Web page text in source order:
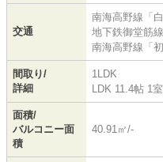
交通
南海高野線 「
地下鉄御堂筋線
南海高野線 「
間取り/
詳細
1LDK
LDK 11.4帖 1室
面積/
バルコニー面
積
40.91㎡/-